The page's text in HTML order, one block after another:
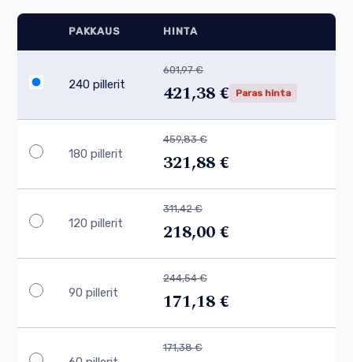
PAKKAUS HINTA
240 pillerit
601,97 €
421,38 € Paras hinta
180 pillerit
459,83 €
321,88 €
120 pillerit
311,42 €
218,00 €
90 pillerit
244,54 €
171,18 €
171,38 €